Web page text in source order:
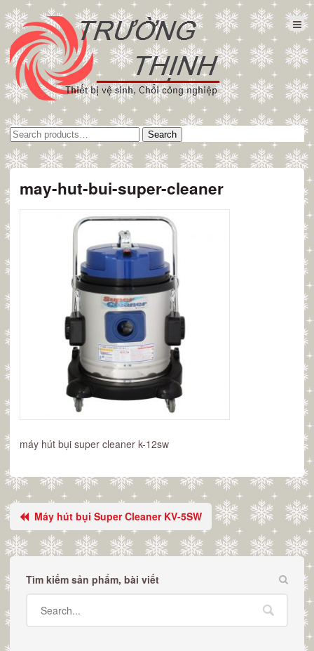
Tìm
kiếm:
Search
may-hut-bui-super-cleaner
máy hút bụi super cleaner k-12sw
Máy hút bụi Super Cleaner KV-5SW
Tìm kiếm sản phẩm, bài viết